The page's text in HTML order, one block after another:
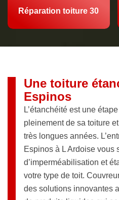
Réparation toiture 30
Une toiture
Espinos
L’étanchéité est une
pleinement de sa toiture
très longues années.
Espinos à L Ardoise vous
d’imperméabilisation et
votre type de toit.
des solutions innovantes